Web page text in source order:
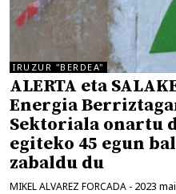
IRUZUR "BERDEA"
ALERTA eta
Energia
Sektoriala onartu
egiteko 45 egun
zabaldu du
MIKEL ALVAREZ FORCADA - 2023